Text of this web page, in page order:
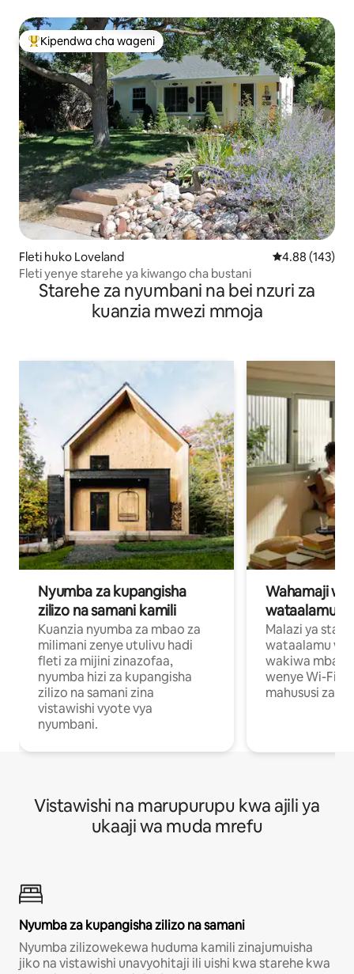
Kipendwa maarufu cha wageni
Kipendwa cha wageni
Fleti huko Loveland Ukadiriaji wa
4.88 (143)
Fleti yenye starehe ya kiwango cha bustani
Starehe za nyumbani na bei nzuri za
kuanzia mwezi mmoja
Nyumba za kupangisha
zilizo na samani kamili
Kuanzia nyumba za mbao za
milimani zenye utulivu hadi
fleti za mijini zinazofaa,
nyumba hizi za kupangisha
zilizo na samani zina
vistawishi vyote vya
nyumbani.
Wahamaji
wataalamu
Malazi ya
wataalamu
wakiwa mbali
wenye Wi-Fi
mahususi za
Vistawishi na marupurupu kwa ajili ya
ukaaji wa muda mrefu
Nyumba za kupangisha zilizo na samani
Nyumba zilizowekewa huduma kamili zinajumuisha
jiko na vistawishi unavyohitaji ili uishi kwa starehe kwa